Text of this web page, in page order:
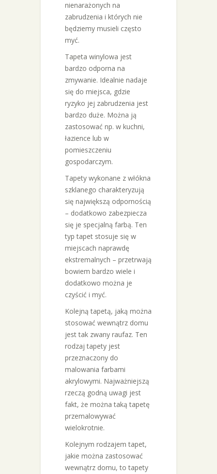
nienarażonych na
zabrudzenia i których nie
będziemy musieli często
myć.
Tapeta winylowa jest
bardzo odporna na
zmywanie. Idealnie nadaje
się do miejsca, gdzie
ryzyko jej zabrudzenia jest
bardzo duże. Można ją
zastosować np. w kuchni,
łazience lub w
pomieszczeniu
gospodarczym.
Tapety wykonane z włókna
szklanego charakteryzują
się największą odpornością
– dodatkowo zabezpiecza
się je specjalną farbą. Ten
typ tapet stosuje się w
miejscach naprawdę
ekstremalnych – przetrwają
bowiem bardzo wiele i
dodatkowo można je
czyścić i myć.
Kolejną tapetą, jaką można
stosować wewnątrz domu
jest tak zwany raufaz. Ten
rodzaj tapety jest
przeznaczony do
malowania farbami
akrylowymi. Najważniejszą
rzeczą godną uwagi jest
fakt, że można taką tapetę
przemalowywać
wielokrotnie.
Kolejnym rodzajem tapet,
jakie można zastosować
wewnątrz domu, to tapety